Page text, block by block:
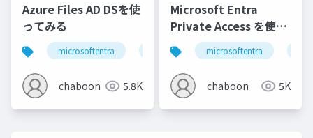
Azure Files AD DSを使
ってみる
microsoftentra azure active directory
chaboon 5.8K
Microsoft Entra
Private Access を使っ
てみるmicrosoftentra
chaboon 5K